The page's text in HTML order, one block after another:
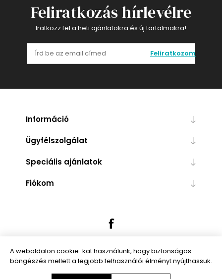
Feliratkozás hírlevélre
Iratkozz fel a heti ajánlatokra és új tartalmakra!
Feliratkozom
Információ
Ügyfélszolgálat
Speciális ajánlatok
Fiókom
Powered bynopCommerce
A weboldalon cookie-kat használunk, hogy biztonságos
böngészés mellett a legjobb felhasználói élményt nyújthassuk.